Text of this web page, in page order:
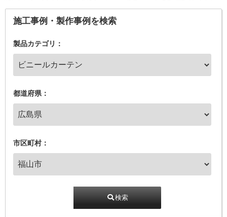
施工事例・製作事例を検索
製品カテゴリ：
都道府県：
市区町村：
検索